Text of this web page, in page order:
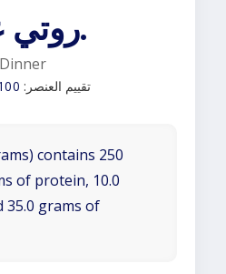
روتي غي.
Dinner
تقييم العنصر:
contains 250
of protein, 10.0
35.0 grams of